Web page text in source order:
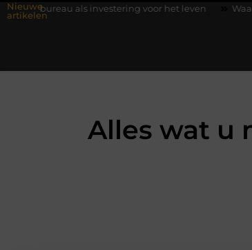
Nieuwe
artikelen
voor het leven Waarom online vlees
Alles wat u